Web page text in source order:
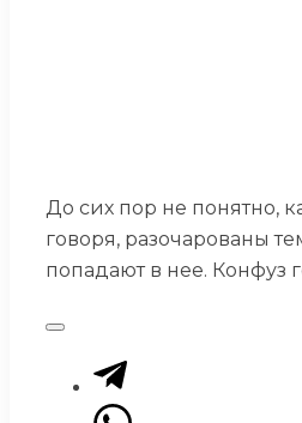
До сих пор не понятно,
говоря, разочарованы
попадают в нее. Конфуз